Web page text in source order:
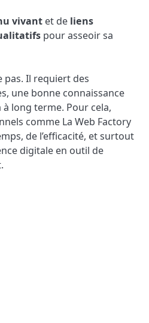
vivant et de liens
pour asseoir sa
pas. Il requiert des
une bonne connaissance
long terme. Pour cela,
comme La Web Factory
de l’efficacité, et surtout
digitale en outil de